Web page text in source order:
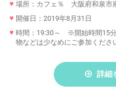
場所：カフェ％ 大阪府和泉市
開催日：2019年8月31日
時間：19:30～ ※開始時間15
物などは少なめにご参加くださ
詳細